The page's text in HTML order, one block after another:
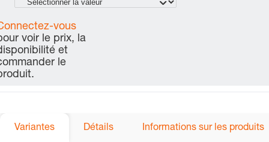
vous
voir le prix, la
et
le
Variantes Détails Informations sur les produits